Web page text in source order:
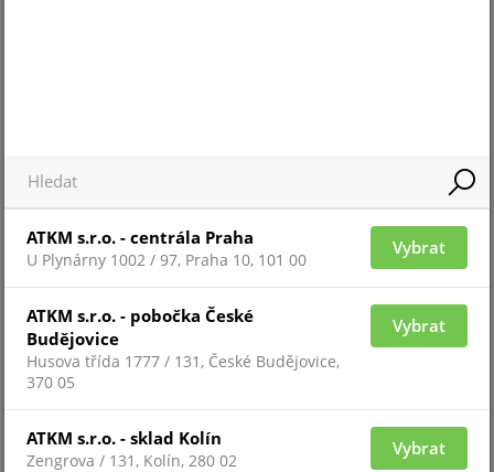
Pro zobrazení informací je nutné být přihlášený
BEFO-211211-MB
ATKM s.r.o. - centrála Praha
U Plynárny 1002 / 97, Praha 10, 101 00
Vybrat
ATKM s.r.o. - pobočka České
Budějovice
Husova třída 1777 / 131, České Budějovice,
370 05
Vybrat
ATKM s.r.o. - sklad Kolín
Zengrova / 131, Kolín, 280 02
Vybrat